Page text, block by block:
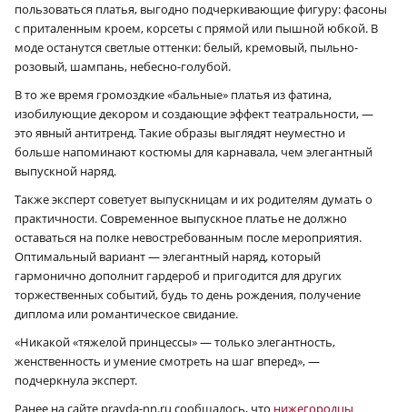
пользоваться платья, выгодно подчеркивающие фигуру: фасоны
с приталенным кроем, корсеты с прямой или пышной юбкой. В
моде останутся светлые оттенки: белый, кремовый, пыльно-
розовый, шампань, небесно-голубой.
В то же время громоздкие «бальные» платья из фатина,
изобилующие декором и создающие эффект театральности, —
это явный антитренд. Такие образы выглядят неуместно и
больше напоминают костюмы для карнавала, чем элегантный
выпускной наряд.
Также эксперт советует выпускницам и их родителям думать о
практичности. Современное выпускное платье не должно
оставаться на полке невостребованным после мероприятия.
Оптимальный вариант — элегантный наряд, который
гармонично дополнит гардероб и пригодится для других
торжественных событий, будь то день рождения, получение
диплома или романтическое свидание.
«Никакой «тяжелой принцессы» — только элегантность,
женственность и умение смотреть на шаг вперед», —
подчеркнула эксперт.
Ранее на сайте pravda-nn.ru сообщалось, что нижегородцы